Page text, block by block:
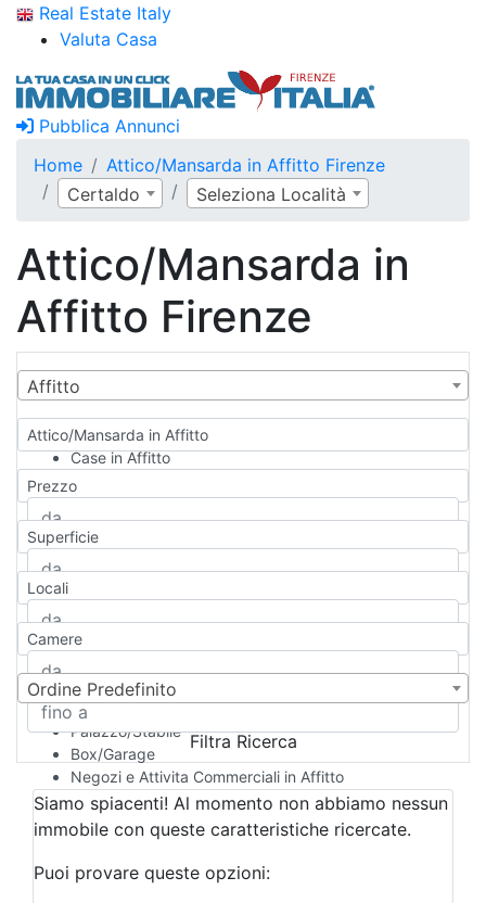
Real Estate Italy
Valuta Casa
Pubblica Annunci
Home
Attico/Mansarda in Affitto Firenze
Certaldo
Seleziona Località
Attico/Mansarda in
Affitto Firenze
Affitto
Attico/Mansarda in Affitto
Case in Affitto
Qualsiasi
Appartamento
Casa indipendente
Casa Semi-indipendente
Attico/Mansarda
Rustico/Casale
Camera d'Albergo
Multiproprietà
Palazzo/Stabile
Box/Garage
Negozi e Attivita Commerciali in Affitto
Qualsiasi
Attività/Licenza Commerciale
Azienda Agricola
Bar/Ristorante
Prezzo
Superficie
Locali
Camere
Ordine Predefinito
Filtra Ricerca
Siamo spiacenti! Al momento non abbiamo nessun
immobile con queste caratteristiche ricercate.
Puoi provare queste opzioni: